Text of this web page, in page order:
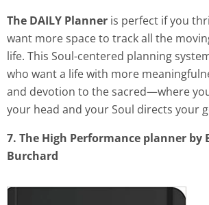
The DAILY Planner is perfect if you
want more space to track all the
life. This Soul-centered planning
who want a life with more
and devotion to the sacred—where
your head and your Soul directs your
7. The High Performance planner by
Burchard